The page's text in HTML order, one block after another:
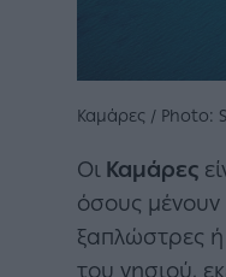
Καμάρες / Photo:
Οι Καμάρες
όσους μένουν
ξαπλώστρες
του νησιού,